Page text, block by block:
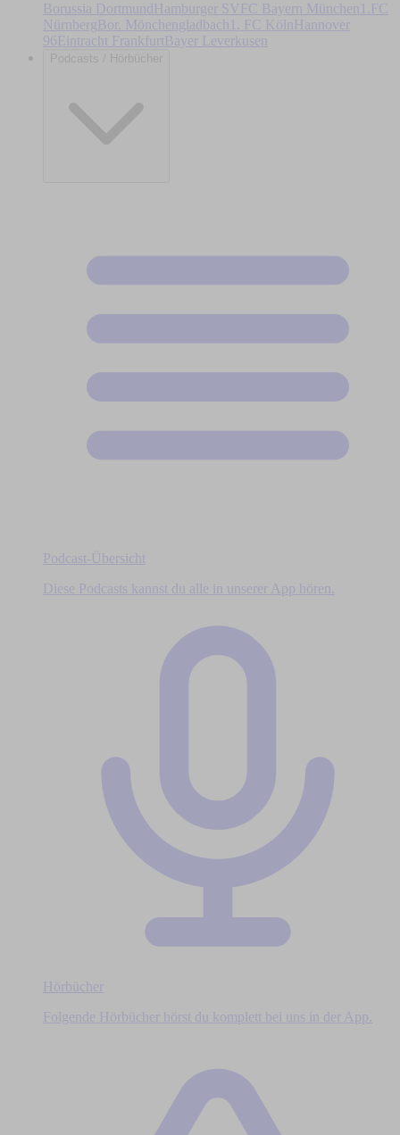
Borussia DortmundHamburger SV FC Bayern München
1.FC
Nürnberg Bor. Mönchengladbach 1. FC Köln
Hannover
96Eintracht Frankfurt Bayer Leverkusen
Podcasts / Hörbücher
Podcast-Übersicht
Diese Podcasts kannst du alle in unserer App hören.
Hörbücher
Folgende Hörbücher hörst du komplett bei uns in der App.